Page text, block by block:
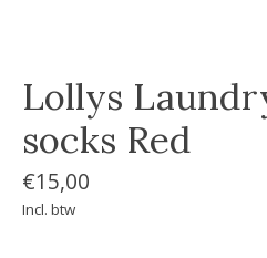
Lollys
socks Red
€15,00
Incl. btw